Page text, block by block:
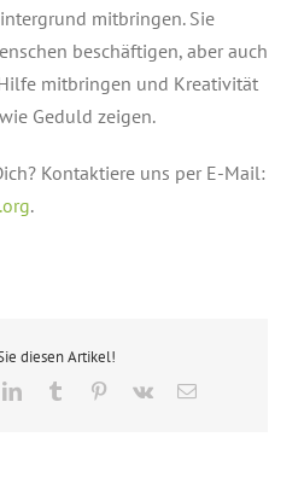
mitbringen. Sie
beschäftigen, aber auch
mitbringen und Kreativität
Geduld zeigen.
Kontaktiere uns per E-Mail:
.
diesen Artikel!
LinkedInTumblr Pinterest
Vk
E-